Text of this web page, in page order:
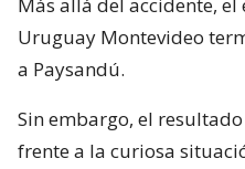
Más allá del accidente,
Uruguay Montevideo
a Paysandú.
Sin embargo, el
frente a la curiosa